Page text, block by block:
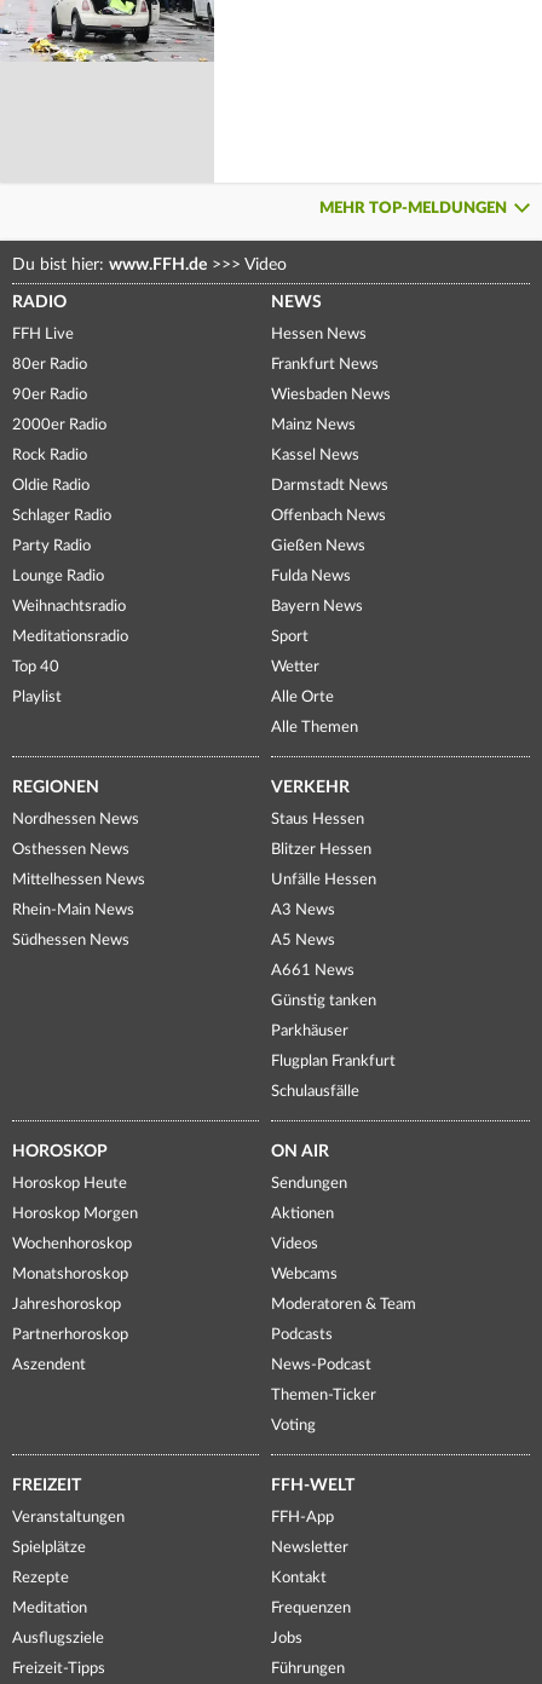
MEHR TOP-MELDUNGEN
Du bist hier: www.FFH.de >>> Video
RADIO
FFH Live
80er Radio
90er Radio
2000er Radio
Rock Radio
Oldie Radio
Schlager Radio
Party Radio
Lounge Radio
Weihnachtsradio
Meditationsradio
Top 40
Playlist
NEWS
Hessen News
Frankfurt News
Wiesbaden News
Mainz News
Kassel News
Darmstadt News
Offenbach News
Gießen News
Fulda News
Bayern News
Sport
Wetter
Alle Orte
Alle Themen
REGIONEN
Nordhessen News
Osthessen News
Mittelhessen News
Rhein-Main News
Südhessen News
VERKEHR
Staus Hessen
Blitzer Hessen
Unfälle Hessen
A3 News
A5 News
A661 News
Günstig tanken
Parkhäuser
Flugplan Frankfurt
Schulausfälle
HOROSKOP
Horoskop Heute
Horoskop Morgen
Wochenhoroskop
Monatshoroskop
Jahreshoroskop
Partnerhoroskop
Aszendent
ON AIR
Sendungen
Aktionen
Videos
Webcams
Moderatoren & Team
Podcasts
News-Podcast
Themen-Ticker
Voting
FREIZEIT
Veranstaltungen
Spielplätze
Rezepte
Meditation
Ausflugsziele
Freizeit-Tipps
FFH-WELT
FFH-App
Newsletter
Kontakt
Frequenzen
Jobs
Führungen